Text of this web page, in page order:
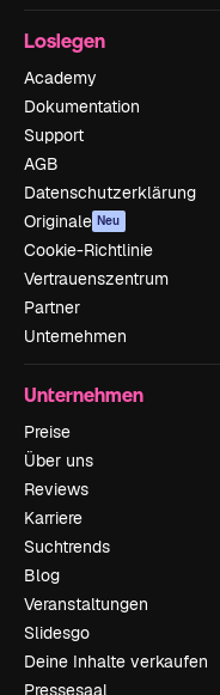
Loslegen
Academy
Dokumentation
Support
AGB
Datenschutzerklärung
Originale Neu
Cookie-Richtlinie
Vertrauenszentrum
Partner
Unternehmen
Unternehmen
Preise
Über uns
Reviews
Karriere
Suchtrends
Blog
Veranstaltungen
Slidesgo
Deine Inhalte verkaufen
Pressesaal